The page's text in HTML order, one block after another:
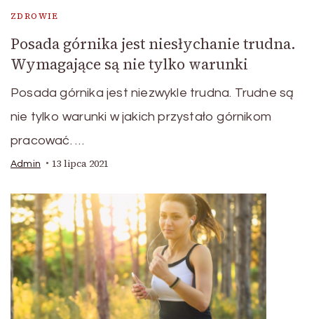
ZDROWIE
Posada górnika jest niesłychanie trudna.
Wymagające są nie tylko warunki
Posada górnika jest niezwykle trudna. Trudne są
nie tylko warunki w jakich przystało górnikom
pracować. …
Admin 13 lipca 2021